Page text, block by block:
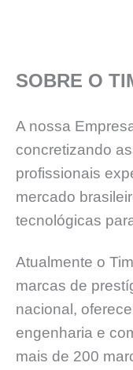
SOBRE O
A nossa
concretizando
profissionais
mercado
tecnológicas
Atualmente o
marcas de
nacional,
engenharia e
mais de 200